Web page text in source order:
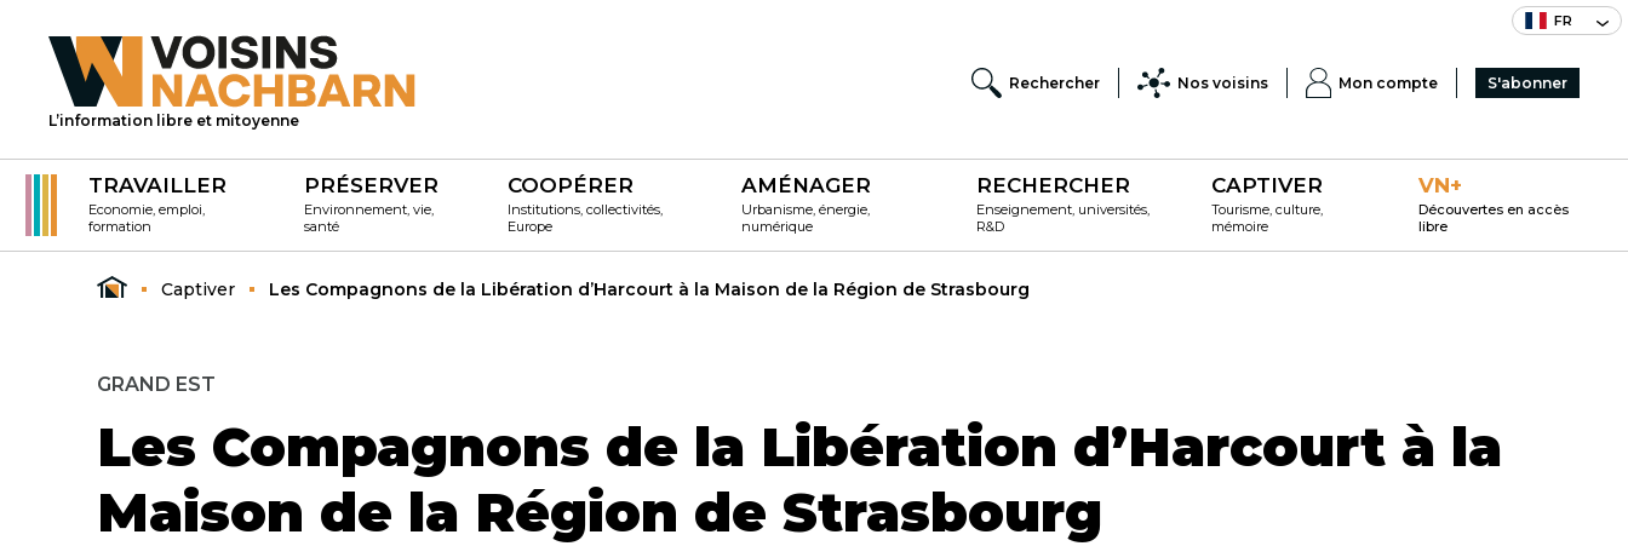
FR
L’information libre et mitoyenne
Rechercher Nos voisins Mon compte S'abonner
TRAVAILLER
Economie, emploi,
formation
PRÉSERVER
Environnement, vie,
santé
COOPÉRER
Institutions, collectivités,
Europe
AMÉNAGER
Urbanisme, énergie,
numérique
RECHERCHER
Enseignement, universités,
R&D
CAPTIVER
Tourisme, culture,
mémoire
VN+
Découvertes en accès
libre
Captiver Les Compagnons de la Libération d’Harcourt à la Maison de la Région de Strasbourg
GRAND EST
Les Compagnons de la Libération d’Harcourt à la
Maison de la Région de Strasbourg